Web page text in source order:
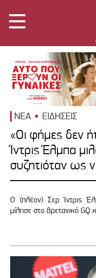
ΝΕΑ ΕΙΔΗΣΕΙΣ
«Οι φήμες δεν
Ίντρις Έλμπα
συζητιόταν ως
O (πλέον) Σερ Ίντρις
μίλησε στο βρετανικό GQ